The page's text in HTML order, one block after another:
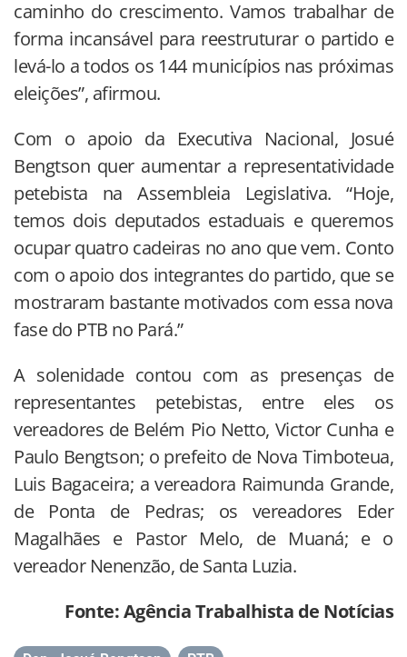
caminho do crescimento. Vamos trabalhar de
forma incansável para reestruturar o partido e
levá-lo a todos os 144 municípios nas próximas
eleições”, afirmou.
Com o apoio da Executiva Nacional, Josué
Bengtson quer aumentar a representatividade
petebista na Assembleia Legislativa. “Hoje,
temos dois deputados estaduais e queremos
ocupar quatro cadeiras no ano que vem. Conto
com o apoio dos integrantes do partido, que se
mostraram bastante motivados com essa nova
fase do PTB no Pará.”
A solenidade contou com as presenças de
representantes petebistas, entre eles os
vereadores de Belém Pio Netto, Victor Cunha e
Paulo Bengtson; o prefeito de Nova Timboteua,
Luis Bagaceira; a vereadora Raimunda Grande,
de Ponta de Pedras; os vereadores Eder
Magalhães e Pastor Melo, de Muaná; e o
vereador Nenenzão, de Santa Luzia.
Fonte: Agência Trabalhista de Notícias